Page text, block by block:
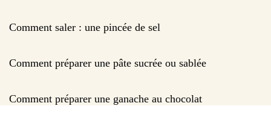
Comment saler : une pincée de sel
Comment préparer une pâte sucrée ou sablée
Comment préparer une ganache au chocolat